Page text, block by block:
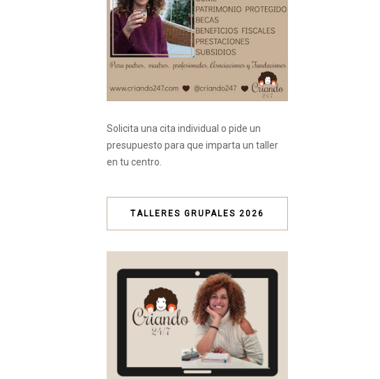
Solicita una cita individual o pide un
presupuesto para que imparta un taller
en tu centro.
TALLERES GRUPALES 2026